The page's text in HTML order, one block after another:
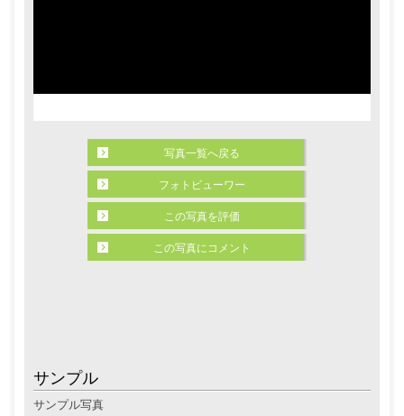
サンプル
サンプル写真
写真一覧へ戻る
フォトビューワー
この写真を評価
この写真にコメント